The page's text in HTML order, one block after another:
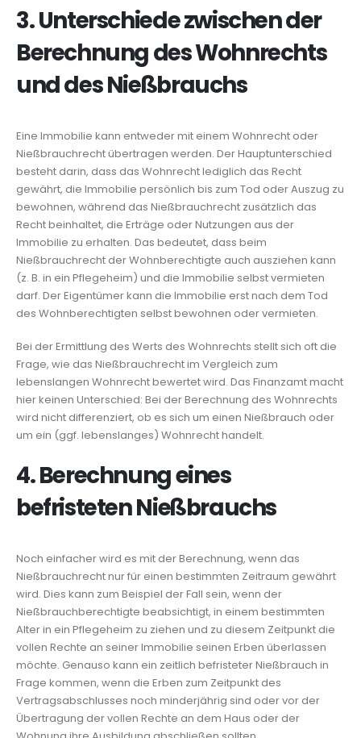
3. Unterschiede zwischen der
Berechnung des Wohnrechts
und des Nießbrauchs
Eine Immobilie kann entweder mit einem Wohnrecht oder
Nießbrauchrecht übertragen werden. Der Hauptunterschied
besteht darin, dass das Wohnrecht lediglich das Recht
gewährt, die Immobilie persönlich bis zum Tod oder Auszug zu
bewohnen, während das Nießbrauchrecht zusätzlich das
Recht beinhaltet, die Erträge oder Nutzungen aus der
Immobilie zu erhalten. Das bedeutet, dass beim
Nießbrauchrecht der Wohnberechtigte auch ausziehen kann
(z. B. in ein Pflegeheim) und die Immobilie selbst vermieten
darf. Der Eigentümer kann die Immobilie erst nach dem Tod
des Wohnberechtigten selbst bewohnen oder vermieten.
Bei der Ermittlung des Werts des Wohnrechts stellt sich oft die
Frage, wie das Nießbrauchrecht im Vergleich zum
lebenslangen Wohnrecht bewertet wird. Das Finanzamt macht
hier keinen Unterschied: Bei der Berechnung des Wohnrechts
wird nicht differenziert, ob es sich um einen Nießbrauch oder
um ein (ggf. lebenslanges) Wohnrecht handelt.
4. Berechnung eines
befristeten Nießbrauchs
Noch einfacher wird es mit der Berechnung, wenn das
Nießbrauchrecht nur für einen bestimmten Zeitraum gewährt
wird. Dies kann zum Beispiel der Fall sein, wenn der
Nießbrauchberechtigte beabsichtigt, in einem bestimmten
Alter in ein Pflegeheim zu ziehen und zu diesem Zeitpunkt die
vollen Rechte an seiner Immobilie seinen Erben überlassen
möchte. Genauso kann ein zeitlich befristeter Nießbrauch in
Frage kommen, wenn die Erben zum Zeitpunkt des
Vertragsabschlusses noch minderjährig sind oder vor der
Übertragung der vollen Rechte an dem Haus oder der